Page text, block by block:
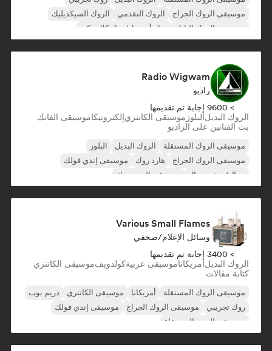
موسيقى الروك الجراج
الروك التقدمي
الروك السيكديليك
موسيقى الروك البانك
روك أند رول/روك كلاسيكي
Radio Wigwam
راديو
> 9600 إجابة تم تقديمها
الروك البديلالبلوز موسيقى الكانتريإلكترونيكاموسيقى الفانك
بث الفنانين على الراديو
موسيقى الروك المستقلة الروك البديل
البلوز
موسيقى الروك الجراج
هارد روك
موسيقى إندي فولك
ميتال/هيفي ميتال
موسيقى البوب روك
Various Small Flames
وسائل الإعلام/صحفي
> 3400 إجابة تم تقديمها
الروك البديلأمريكاناموسيقى عربيةكولدويفموسيقى الكانتري
كتابة مقالات
موسيقى الروك المستقلة أمريكانا موسيقى الكانتري
دريم بوب
روك تجريبي
موسيقى الروك الجراج
موسيقى إندي فولك
موسيقى البوب المستقلة